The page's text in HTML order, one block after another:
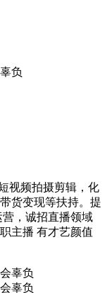
负
视频拍摄剪辑，化
货变现等扶持。提
，诚招直播领域
主播 有才艺颜值